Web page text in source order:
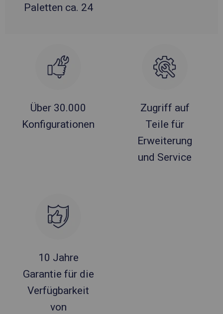
Paletten ca. 24
Über 30.000
Konfigurationen
Zugriff auf
Teile für
Erweiterung
und Service
10 Jahre
Garantie für die
Verfügbarkeit
von